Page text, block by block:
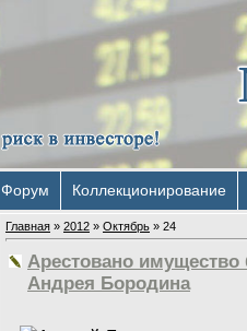
Форум Коллекционирование
Главная » 2012 » Октябрь » 24
Арестовано
Андрея Бородина